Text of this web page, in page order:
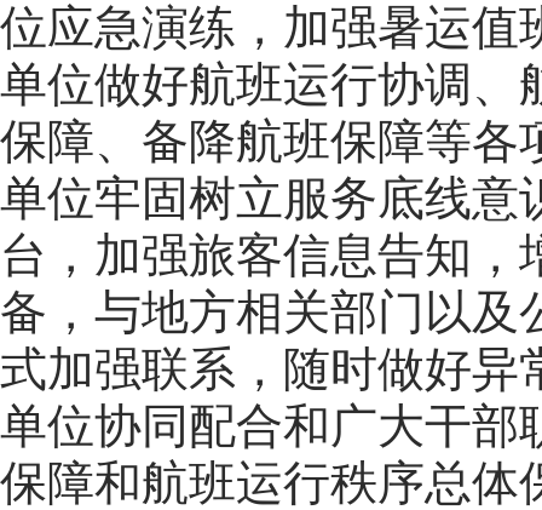
位应急演练，加强暑运值
单位做好航班运行协调、
保障、备降航班保障等各
单位牢固树立服务底线意
台，加强旅客信息告知
备，与地方相关部门以及
式加强联系，随时做好异
单位协同配合和广大干部
保障和航班运行秩序总体